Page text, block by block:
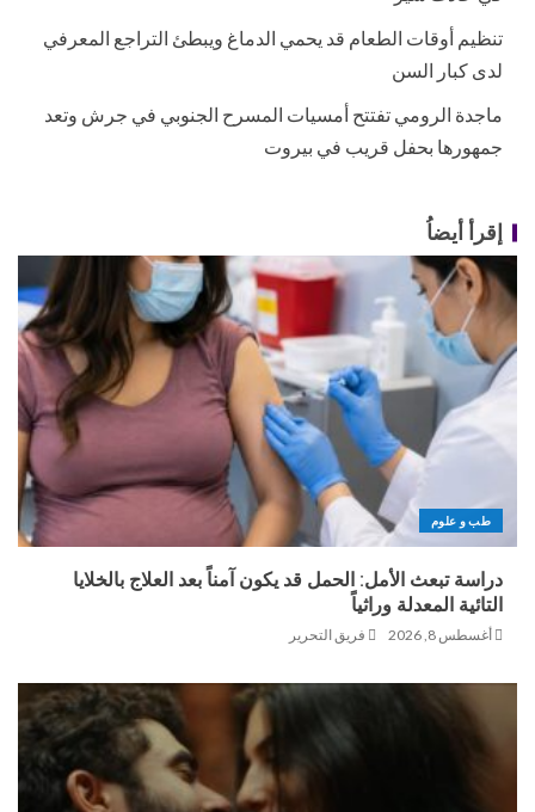
تنظيم أوقات الطعام قد يحمي الدماغ ويبطئ التراجع المعرفي
لدى كبار السن
ماجدة الرومي تفتتح أمسيات المسرح الجنوبي في جرش وتعد
جمهورها بحفل قريب في بيروت
إقرأ أيضاُ
طب و علوم
دراسة تبعث الأمل: الحمل قد يكون آمناً بعد العلاج بالخلايا
التائية المعدلة وراثياً
أغسطس 8, 2026 فريق التحرير